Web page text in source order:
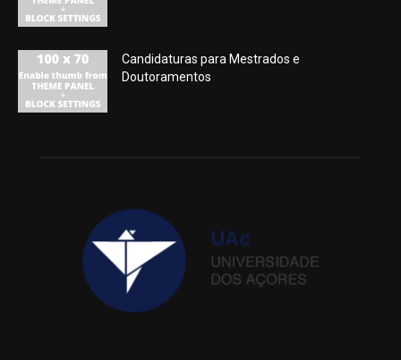
Candidaturas para Mestrados e
Doutoramentos